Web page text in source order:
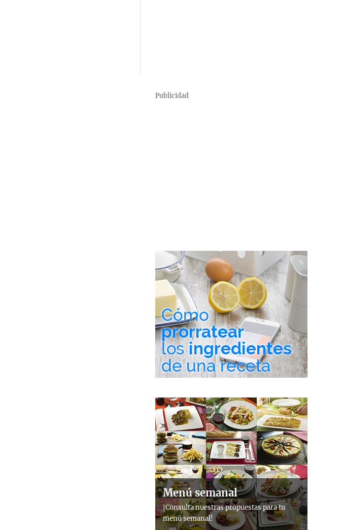
Publicidad
Menú semanal
¡Consulta nuestras propuestas para tu
menú semanal!